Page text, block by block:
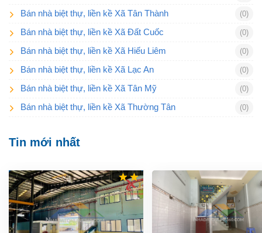
Bán nhà biệt thự, liền kề Xã Tân Thành (0)
Bán nhà biệt thự, liền kề Xã Đất Cuốc (0)
Bán nhà biệt thự, liền kề Xã Hiếu Liêm (0)
Bán nhà biệt thự, liền kề Xã Lạc An (0)
Bán nhà biệt thự, liền kề Xã Tân Mỹ (0)
Bán nhà biệt thự, liền kề Xã Thường Tân (0)
Tin mới nhất